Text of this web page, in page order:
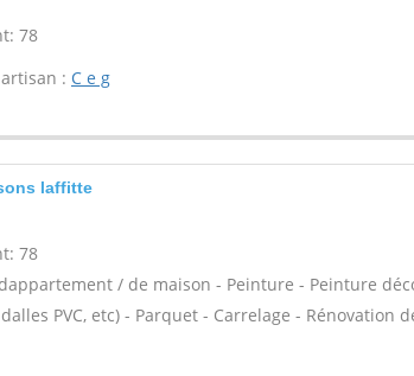
78
: C e g
laffitte
78
/ de maison - Peinture - Peinture
PVC, etc) - Parquet - Carrelage - Rénovation